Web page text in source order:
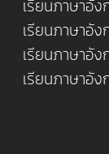
เรียนภาษาอั
เรียนภาษาอัง
เรียนภาษาอั
เรียนภาษาอั